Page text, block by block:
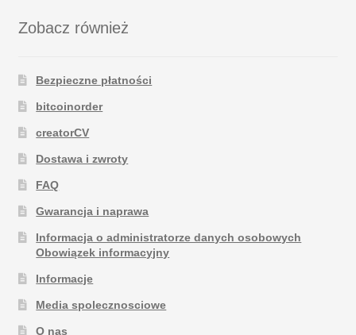
Zobacz również
Bezpieczne płatności
bitcoinorder
creatorCV
Dostawa i zwroty
FAQ
Gwarancja i naprawa
Informacja o administratorze danych osobowych
Obowiązek informacyjny
Informacje
Media spolecznosciowe
O nas